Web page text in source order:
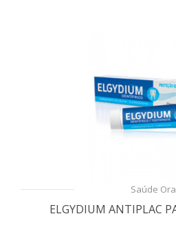
Saúde
ELGYDIUM ANTIPLAC